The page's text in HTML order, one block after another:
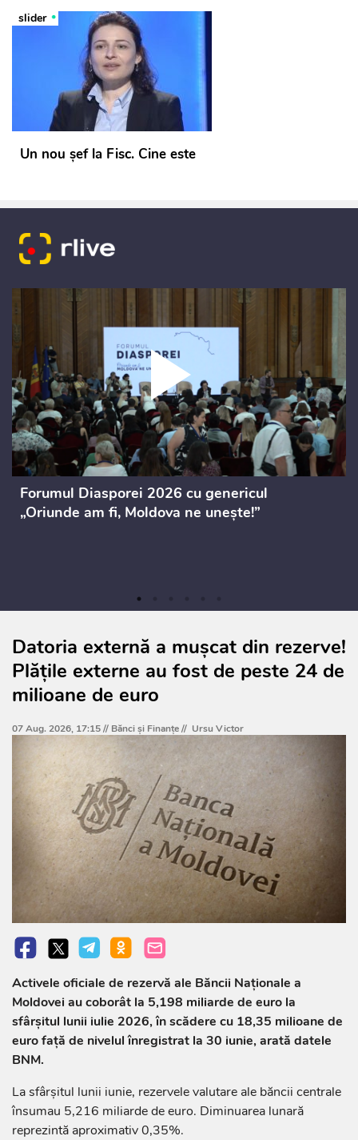
slider
Un nou șef la Fisc. Cine este
Forumul Diasporei 2026 cu genericul
„Oriunde am fi, Moldova ne unește!”
Datoria externă a mușcat din rezerve!
Plățile externe au fost de peste 24 de
milioane de euro
07 Aug. 2026, 17:15 // Bănci şi Finanţe// Ursu Victor
Activele oficiale de rezervă ale Băncii Naționale a
Moldovei au coborât la 5,198 miliarde de euro la
sfârșitul lunii iulie 2026, în scădere cu 18,35 milioane de
euro față de nivelul înregistrat la 30 iunie, arată datele
BNM.
La sfârșitul lunii iunie, rezervele valutare ale băncii centrale
însumau 5,216 miliarde de euro. Diminuarea lunară
reprezintă aproximativ 0,35%.